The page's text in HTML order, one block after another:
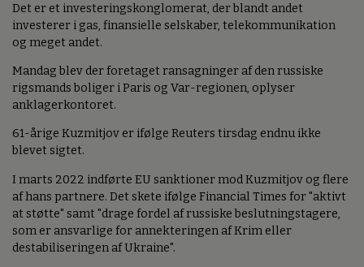
Det er et investeringskonglomerat, der blandt andet
investerer i gas, finansielle selskaber, telekommunikation
og meget andet.
Mandag blev der foretaget ransagninger af den russiske
rigsmands boliger i Paris og Var-regionen, oplyser
anklagerkontoret.
61-årige Kuzmitjov er ifølge Reuters tirsdag endnu ikke
blevet sigtet.
I marts 2022 indførte EU sanktioner mod Kuzmitjov og flere
af hans partnere. Det skete ifølge Financial Times for "aktivt
at støtte" samt "drage fordel af russiske beslutningstagere,
som er ansvarlige for annekteringen af Krim eller
destabiliseringen af Ukraine".